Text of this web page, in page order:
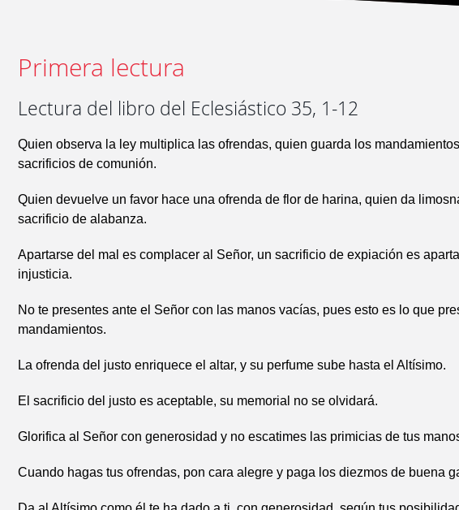
Primera lectura
Lectura del libro del Eclesiástico 35, 1-12
Quien observa la ley multiplica las ofrendas, quien guarda los
sacrificios de comunión.
Quien devuelve un favor hace una ofrenda de flor de harina, quien da
sacrificio de alabanza.
Apartarse del mal es complacer al Señor, un sacrificio de expiación es
injusticia.
No te presentes ante el Señor con las manos vacías, pues esto es lo que
mandamientos.
La ofrenda del justo enriquece el altar, y su perfume sube hasta el Altísimo.
El sacrificio del justo es aceptable, su memorial no se olvidará.
Glorifica al Señor con generosidad y no escatimes las primicias de tus
Cuando hagas tus ofrendas, pon cara alegre y paga los diezmos de buena